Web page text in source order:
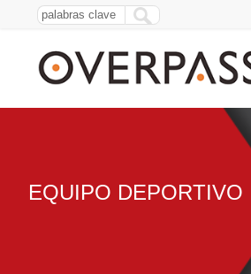
EQUIPO DEPORTIVO